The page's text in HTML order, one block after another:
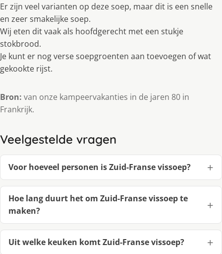
Er zijn veel varianten op deze soep, maar dit is een snelle
en zeer smakelijke soep.
Wij eten dit vaak als hoofdgerecht met een stukje
stokbrood.
Je kunt er nog verse soepgroenten aan toevoegen of wat
gekookte rijst.
Bron: van onze kampeervakanties in de jaren 80 in
Frankrijk.
Veelgestelde vragen
Voor hoeveel personen is Zuid-Franse vissoep?
Hoe lang duurt het om Zuid-Franse vissoep te
maken?
Uit welke keuken komt Zuid-Franse vissoep?